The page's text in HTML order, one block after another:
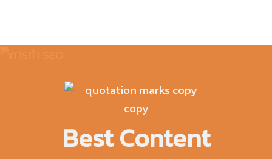
Best Content